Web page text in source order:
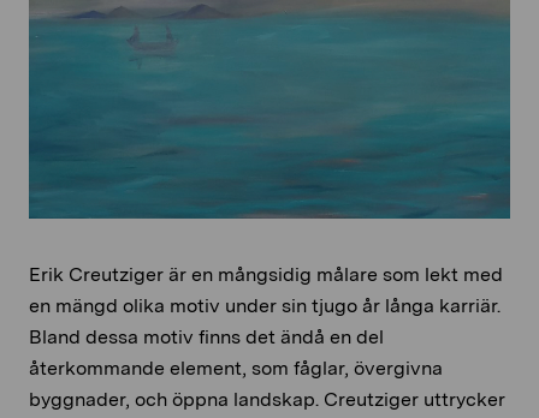
Erik Creutziger är en mångsidig målare som lekt med
en mängd olika motiv under sin tjugo år långa karriär.
Bland dessa motiv finns det ändå en del
återkommande element, som fåglar, övergivna
byggnader, och öppna landskap. Creutziger uttrycker